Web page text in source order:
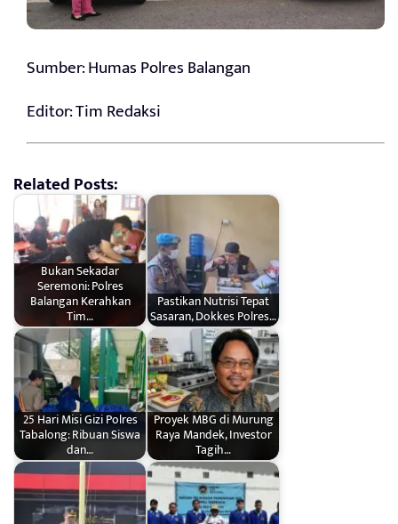
Sumber: Humas Polres Balangan
Editor: Tim Redaksi
Related Posts:
Bukan Sekadar
Seremoni: Polres
Balangan Kerahkan
Tim…
Pastikan Nutrisi Tepat
Sasaran, Dokkes Polres…
25 Hari Misi Gizi Polres
Tabalong: Ribuan Siswa
dan…
Proyek MBG di Murung
Raya Mandek, Investor
Tagih…